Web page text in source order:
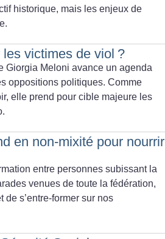
historique, mais les enjeux de
victimes de viol ?
Giorgia Meloni avance un agenda
oppositions politiques. Comme
elle prend pour cible majeure les
en non-mixité pour nourrir
entre personnes subissant la
venues de toute la fédération,
s’entre-former sur nos